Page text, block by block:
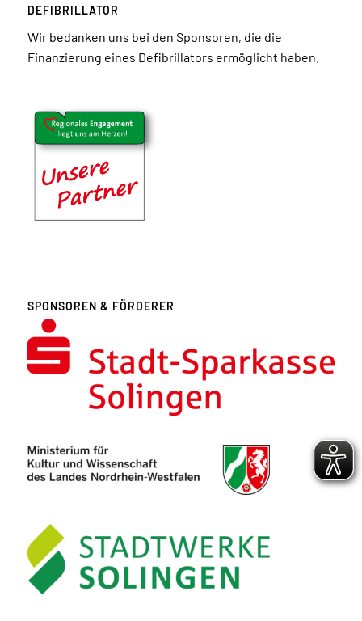
DEFIBRILLATOR
Wir bedanken uns bei den Sponsoren, die die
Finanzierung eines Defibrillators ermöglicht haben.
SPONSOREN & FÖRDERER